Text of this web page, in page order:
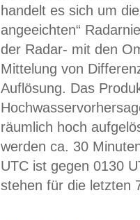
handelt es sich um
angeeichten“
der Radar- mit den
Mittelung von
Auflösung. Das
räumlich hoch
werden ca. 30
UTC ist gegen 0130
stehen für die letzten